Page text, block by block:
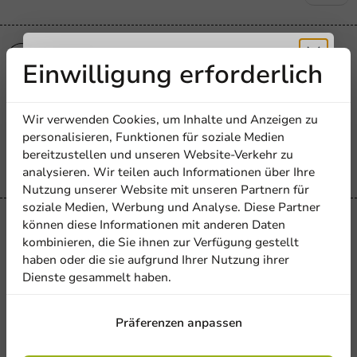
Plastikfrei
Foodbox Weihnachten 21x12,5 cm -
180 Einheiten
36,10 €
Plastikfrei
Essensbox Weihnachten 250 x 210 mm
- 140 Stk/Karton
45,00 €
Plastikfrei
Einwilligung erforderlich
Wir verwenden Cookies, um Inhalte und Anzeigen zu
personalisieren, Funktionen für soziale Medien
bereitzustellen und unseren Website-Verkehr zu
analysieren. Wir teilen auch Informationen über Ihre
Nutzung unserer Website mit unseren Partnern für
soziale Medien, Werbung und Analyse. Diese Partner
können diese Informationen mit anderen Daten
kombinieren, die Sie ihnen zur Verfügung gestellt
haben oder die sie aufgrund Ihrer Nutzung ihrer
Dienste gesammelt haben.
Präferenzen anpassen
Erhalten Sie
5% Rabatt
Abonnieren Sie unseren
Newsletter!